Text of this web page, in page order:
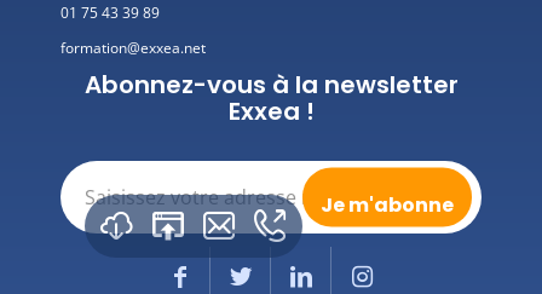
01 75 43 39 89
formation@exxea.net
Abonnez-vous à la newsletter
Exxea !
E-
mail
(Nécessaire)